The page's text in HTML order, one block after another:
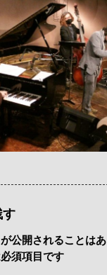
す
公開されることはあ
須項目です